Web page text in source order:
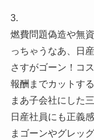
3.
燃費問題偽造や無
っちゃうなあ、日産
さすがゴーン！コ
報酬までカットする
まあ子会社にした
日産社員にも正義
まゴーンやグレッ